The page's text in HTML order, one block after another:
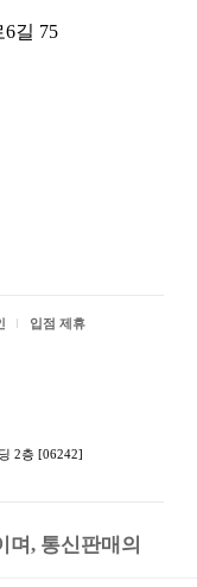
길 75
입점 제휴
2층 [06242]
며, 통신판매의